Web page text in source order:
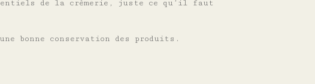
de la crèmerie, juste ce qu’il faut
bonne conservation des produits.